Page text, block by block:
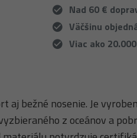
Nad 60 €
Väčšinu
Viac ako
aj bežné nosenie. Je
z oceánov a